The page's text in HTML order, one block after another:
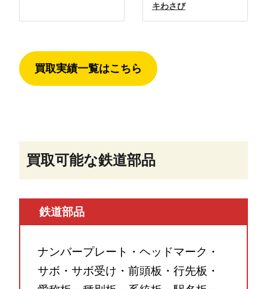
キわさび
買取実績一覧はこちら
買取可能な鉄道部品
鉄道部品
ナンバープレート・ヘッドマーク・
サボ・サボ受け・前頭板・行先板・